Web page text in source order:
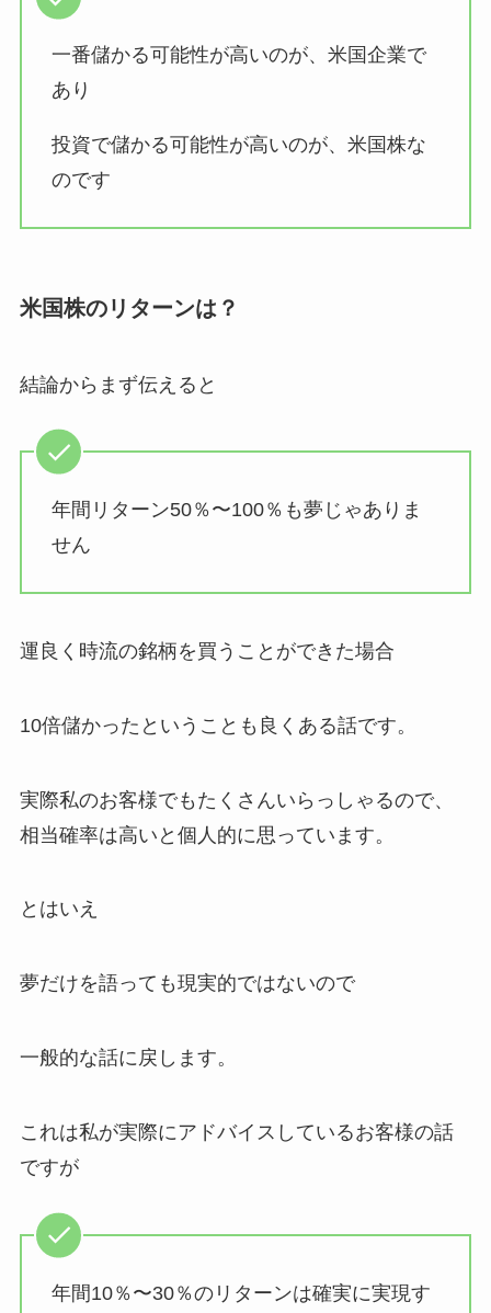
一番儲かる可能性が高いのが、米国企業で
あり
投資で儲かる可能性が高いのが、米国株な
のです
米国株のリターンは？
結論からまず伝えると
年間リターン50％〜100％も夢じゃありま
せん
運良く時流の銘柄を買うことができた場合
10倍儲かったということも良くある話です。
実際私のお客様でもたくさんいらっしゃるので、
相当確率は高いと個人的に思っています。
とはいえ
夢だけを語っても現実的ではないので
一般的な話に戻します。
これは私が実際にアドバイスしているお客様の話
ですが
年間10％〜30％のリターンは確実に実現す